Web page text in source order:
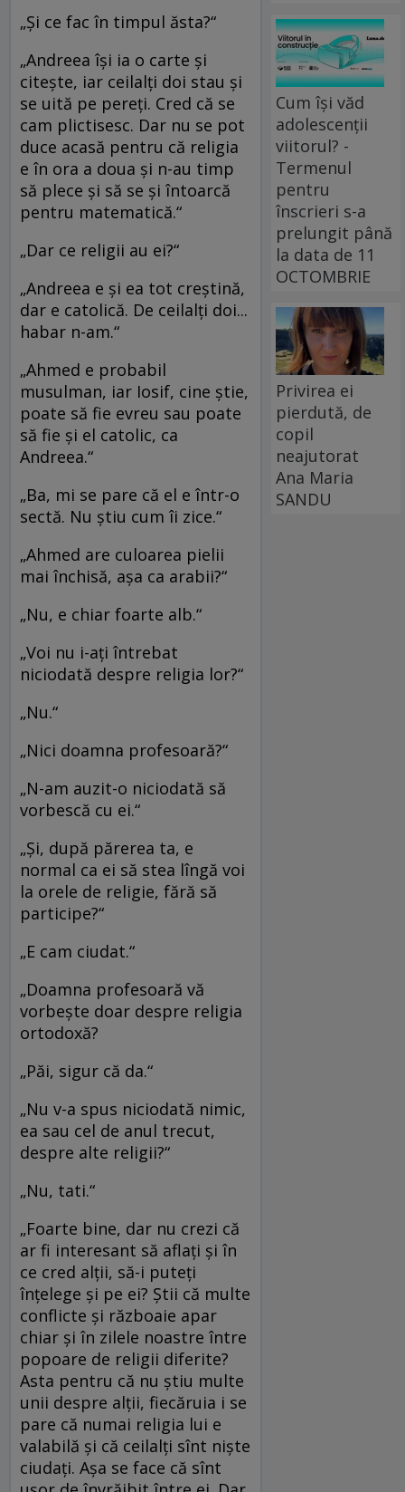
„Şi ce fac în timpul ăsta?“
„Andreea îşi ia o carte şi
citeşte, iar ceilalţi doi stau şi
se uită pe pereţi. Cred că se
cam plictisesc. Dar nu se pot
duce acasă pentru că religia
e în ora a doua şi n-au timp
să plece şi să se şi întoarcă
pentru matematică.“
„Dar ce religii au ei?“
„Andreea e şi ea tot creştină,
dar e catolică. De ceilalţi doi...
habar n-am.“
„Ahmed e probabil
musulman, iar Iosif, cine ştie,
poate să fie evreu sau poate
să fie şi el catolic, ca
Andreea.“
„Ba, mi se pare că el e într-o
sectă. Nu ştiu cum îi zice.“
„Ahmed are culoarea pielii
mai închisă, aşa ca arabii?“
„Nu, e chiar foarte alb.“
„Voi nu i-aţi întrebat
niciodată despre religia lor?“
„Nu.“
„Nici doamna profesoară?“
„N-am auzit-o niciodată să
vorbescă cu ei.“
„Şi, după părerea ta, e
normal ca ei să stea lîngă voi
la orele de religie, fără să
participe?“
„E cam ciudat.“
„Doamna profesoară vă
vorbeşte doar despre religia
ortodoxă?
„Păi, sigur că da.“
„Nu v-a spus niciodată nimic,
ea sau cel de anul trecut,
despre alte religii?“
„Nu, tati.“
„Foarte bine, dar nu crezi că
ar fi interesant să aflaţi şi în
ce cred alţii, să-i puteţi
înţelege şi pe ei? Ştii că multe
conflicte şi războaie apar
chiar şi în zilele noastre între
popoare de religii diferite?
Asta pentru că nu ştiu multe
unii despre alţii, fiecăruia i se
pare că numai religia lui e
valabilă şi că ceilalţi sînt nişte
ciudaţi. Aşa se face că sînt
Cum își văd
adolescenții
viitorul? -
Termenul
pentru
înscrieri s-a
prelungit până
la data de 11
OCTOMBRIE
Privirea ei
pierdută, de
copil
neajutorat
Ana Maria
SANDU